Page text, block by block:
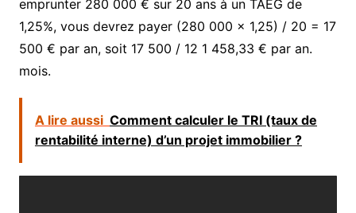
emprunter 280 000 € sur 20 ans à un TAEG de
1,25%, vous devrez payer (280 000 x 1,25) / 20 = 17
500 € par an, soit 17 500 / 12 1 458,33 € par an.
mois.
A lire aussi Comment calculer le TRI (taux de
rentabilité interne) d’un projet immobilier ?